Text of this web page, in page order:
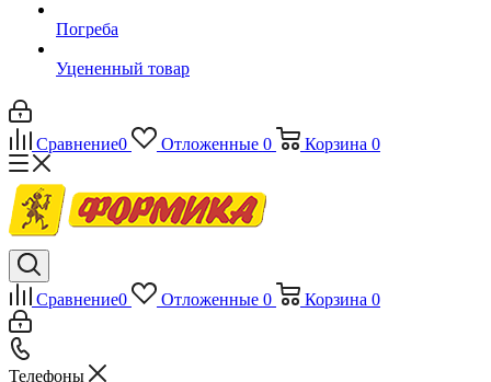
Погреба
Уцененный товар
Сравнение0 Отложенные 0 Корзина 0
Сравнение0 Отложенные 0 Корзина 0
Телефоны